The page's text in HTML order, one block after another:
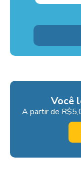
Você
A partir de